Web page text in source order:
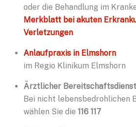
oder die Behandlung im
Merkblatt bei akuten
Verletzungen
Anlaufpraxis in Elmshorn
im Regio Klinikum Elmshorn
Ärztlicher Bereitschaftsdienst
Bei nicht lebensbedrohlichen
wählen Sie die 116 117